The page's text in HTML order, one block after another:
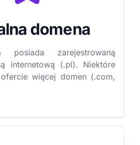
domena
posiada zarejestrowaną
internetową (.pl). Niektóre
więcej domen (.com,